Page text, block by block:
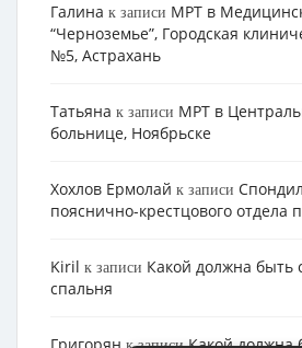
Галина к записи МРТ в
“Черноземье”, Городская
№5, Астрахань
Татьяна к записи МРТ в
больнице, Ноябрьске
Хохлов Ермолай к записи
пояснично-крестцового отдела
Kiril к записи Какой должна быть
спальня